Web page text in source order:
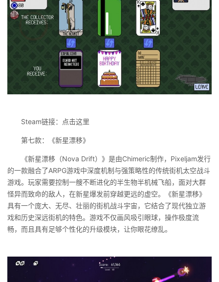
Steam链接：点击这里
第七款：《新星漂移》
《新星漂移（Nova Drift）》是由Chimeric制作，Pixeljam发行
的一款融合了ARPG游戏中深度机制与强策略性的传统街机太空战斗
游戏。玩家需要控制一艘不断进化的半生物半机械飞船，面对大群
怪异而致命的敌人，在新星爆发前穿越更远的虚空。《新星漂移》
具有一个庞大、无尽、壮丽的街机战斗宇宙，它结合了现代独立游
戏和历史深远街机的特色。游戏不仅画风吸引眼球，操作极度流
畅，而且具有足够个性化的升级模块，让你眼花缭乱。